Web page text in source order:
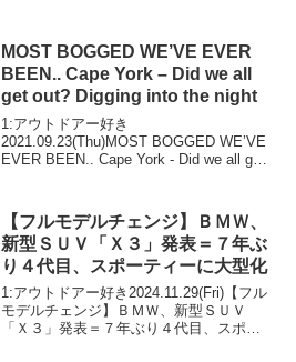
いで！！2:アウトドアー好き2023.0...
MOST BOGGED WE’VE EVER
BEEN.. Cape York – Did we all
get out? Digging into the night
1:アウトドアー好き
2021.09.23(Thu)MOST BOGGED WE’VE
EVER BEEN.. Cape York - Did we all get
【フルモデルチェンジ】ＢＭＷ、
新型ＳＵＶ「Ｘ３」発表＝７年ぶ
り４代目、スポーティーに大型化
1:アウトドアー好き2024.11.29(Fri)【フル
モデルチェンジ】ＢＭＷ、新型ＳＵＶ
「Ｘ３」発表＝７年ぶり４代目、スポー